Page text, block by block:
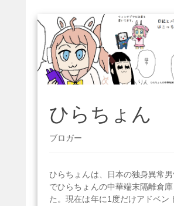
ひらちょん
ブロガー
ひらちょんは、日本の独身異常男
でひらちょんの中華端末隔離倉
た。現在は年に1度だけアドベン